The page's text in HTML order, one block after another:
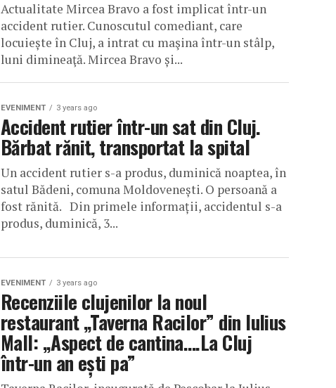
Actualitate Mircea Bravo a fost implicat într-un
accident rutier. Cunoscutul comediant, care
locuiește în Cluj, a intrat cu maşina într-un stâlp,
luni dimineaţă. Mircea Bravo și...
EVENIMENT 3 years ago
Accident rutier într-un sat din Cluj.
Bărbat rănit, transportat la spital
Un accident rutier s-a produs, duminică noaptea, în
satul Bădeni, comuna Moldovenești. O persoană a
fost rănită. Din primele informații, accidentul s-a
produs, duminică, 3...
EVENIMENT 3 years ago
Recenziile clujenilor la noul
restaurant „Taverna Racilor” din Iulius
Mall: „Aspect de cantina….La Cluj
într-un an ești pa”